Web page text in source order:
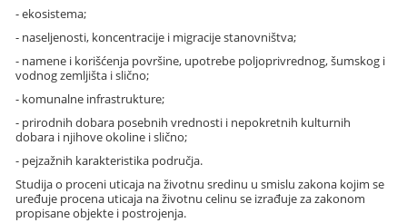
- ekosistema;
- naseljenosti, koncentracije i migracije stanovništva;
- namene i korišćenja površine, upotrebe poljoprivrednog, šumskog i
vodnog zemljišta i slično;
- komunalne infrastrukture;
- prirodnih dobara posebnih vrednosti i nepokretnih kulturnih
dobara i njihove okoline i slično;
- pejzažnih karakteristika područja.
Studija o proceni uticaja na životnu sredinu u smislu zakona kojim se
uređuje procena uticaja na životnu celinu se izrađuje za zakonom
propisane objekte i postrojenja.